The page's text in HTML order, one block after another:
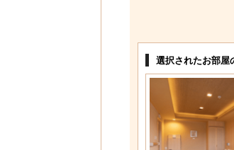
1名
様1
定員
【露天風呂＋テラス付
ム『宝富士・赤富士』
1名
様1
定員
選択されたお部屋